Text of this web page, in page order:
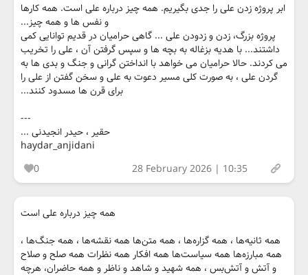
ابر پروژه زدن علی را جدی بگیریم. همه چیز درباره علی است. همه کارها
و نفس ها و همه چیز...
پروژه بزرگ، زدن و زدودن علی ... گاهی حرامیان در قدیم توانایی کمی
داشتند... با هدیه بزغاله به بچه ها و سپس گرفتن آن ، علی را تخریب
می کردند. حالا حرامیان می خواهد با انداختن گرانی و جنگ و بدی ها به
گردن علی ، به صورت کلی مسیر دعوت به علی و سخن گفتن از علی را
برای قرن ها مسدود کنند...
---
حقیر ،‌ حیدر انجیدنی ...
haydar_anjidani
0
28 February 2026 | 10:35
همه چیز درباره علی است
همه ثانیه‌ها ، همه گزاره‌ها ، همه متن‌ها همه نقشه‌ها ، همه جنگ‌ها ،
همه مبارزه‌ها همه سیاست‌ها همه افکار همه نظرات همه صلح و صلاح
و آتش و آتش‌بس ، همه شهید و شاهد و ناظر و همه حاضران، هرچه